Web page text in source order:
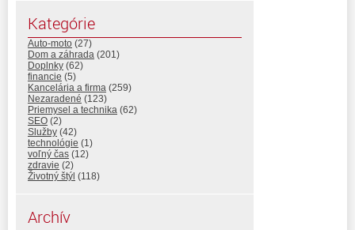
Kategórie
Auto-moto (27)
Dom a záhrada (201)
Doplnky (62)
financie (5)
Kancelária a firma (259)
Nezaradené (123)
Priemysel a technika (62)
SEO (2)
Služby (42)
technológie (1)
voľný čas (12)
zdravie (2)
Životný štýl (118)
Archív